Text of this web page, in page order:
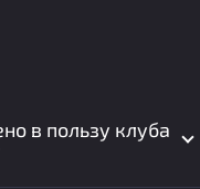
в пользу клуба